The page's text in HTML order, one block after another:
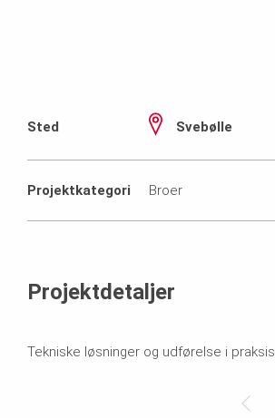
Sted Svebølle
Projektkategori Broer
Projektdetaljer
Tekniske løsninger og udførelse i praksis